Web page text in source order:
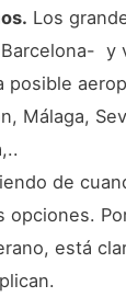
Los
y
posible
Málaga,
de
opciones.
está